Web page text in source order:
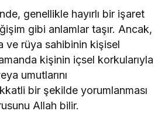
genellikle hayırlı bir işaret
gibi anlamlar taşır. Ancak,
ve rüya sahibinin kişisel
kişinin içsel korkularıyla
umutlarını
bir şekilde yorumlanması
Allah bilir.